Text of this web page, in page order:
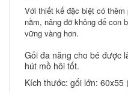
Với thiết kế đặc biệt có
nằm, nâng đỡ không để con
vững vàng hơn.
Gối đa năng cho bé được
hút mồ hôi tốt.
Kích thước: gối lớn: 60x55